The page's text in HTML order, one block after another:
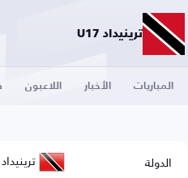
ترينيداد U17
المباريات الأخبار اللاعبون
الدولة